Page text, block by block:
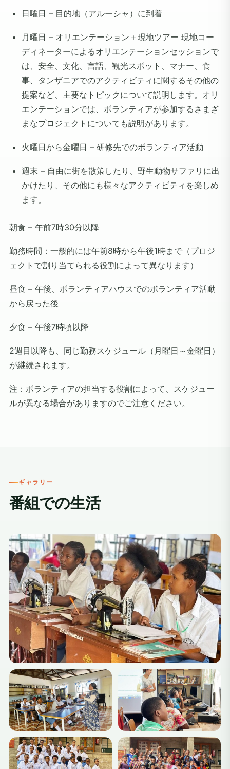
日曜日 – 目的地（アルーシャ）に到着
月曜日 – オリエンテーション＋現地ツアー 現地コー
ディネーターによるオリエンテーションセッションで
は、安全、文化、言語、観光スポット、マナー、食
事、タンザニアでのアクティビティに関するその他の
提案など、主要なトピックについて説明します。オリ
エンテーションでは、ボランティアが参加するさまざ
まなプロジェクトについても説明があります。
火曜日から金曜日 – 研修先でのボランティア活動
週末 – 自由に街を散策したり、野生動物サファリに出
かけたり、その他にも様々なアクティビティを楽しめ
ます。
朝食 – 午前7時30分以降
勤務時間：一般的には午前8時から午後1時まで（プロジ
ェクトで割り当てられる役割によって異なります）
昼食 – 午後、ボランティアハウスでのボランティア活動
から戻った後
夕食 – 午後7時頃以降
2週目以降も、同じ勤務スケジュール（月曜日～金曜日）
が継続されます。
注：ボランティアの担当する役割によって、スケジュー
ルが異なる場合がありますのでご注意ください。
ギャラリー
番組での生活